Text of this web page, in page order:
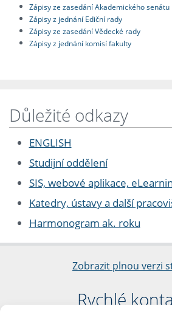
Zápisy ze zasedání Akademického senátu
Zápisy z jednání Ediční rady
Zápisy ze zasedání Vědecké rady
Zápisy z jednání komisí fakulty
Důležité odkazy
ENGLISH
Studijní oddělení
SIS, webové aplikace,
Katedry, ústavy a další
Harmonogram ak. roku
Zobrazit plnou verzi
Rychlé